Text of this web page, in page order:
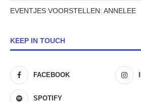
EVENTJES VOORSTELLEN: ANNELEE
KEEP IN TOUCH
FACEBOOK
SPOTIFY